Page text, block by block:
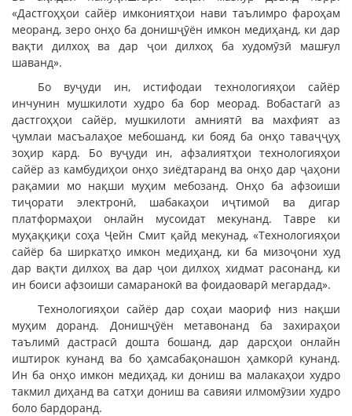
«Дастгоҳҳои сайёр имкониятҳои нави таълимро фароҳам
меоранд, зеро онҳо ба донишҷӯён имкон медиҳанд, ки дар
вақти дилхоҳ ва дар ҷои дилхоҳ ба худомӯзӣ машғул
шаванд».
Бо вуҷуди ин, истифодаи технологияҳои сайёр
инчунин мушкилоти худро ба бор меорад. Вобастагӣ аз
дастгоҳҳои сайёр, мушкилоти амниятӣ ва махфият аз
ҷумлаи масъалаҳое мебошанд, ки бояд ба онҳо таваҷҷуҳ
зоҳир кард. Бо вуҷуди ин, афзалиятҳои технологияҳои
сайёр аз камбудиҳои онҳо зиёдтаранд ва онҳо дар ҷаҳони
рақамии мо нақши муҳим мебозанд. Онҳо ба афзоиши
тиҷорати электронӣ, шабакаҳои иҷтимоӣ ва дигар
платформаҳои онлайн мусоидат мекунанд. Тавре ки
муҳаққиқи соҳа Ҷейн Смит қайд мекунад, «Технологияҳои
сайёр ба ширкатҳо имкон медиҳанд, ки ба мизоҷони худ
дар вақти дилхоҳ ва дар ҷои дилхоҳ хидмат расонанд, ки
ин боиси афзоиши самаранокӣ ва фоидаоварӣ мегардад».
Технологияҳои сайёр дар соҳаи маориф низ нақши
муҳим доранд. Донишҷӯён метавонанд ба захираҳои
таълимӣ дастрасӣ дошта бошанд, дар дарсҳои онлайн
иштирок кунанд ва бо ҳамсабақонашон ҳамкорӣ кунанд.
Ин ба онҳо имкон медиҳад, ки дониш ва малакаҳои худро
такмил диҳанд ва сатҳи дониш ва савияи илмомӯзии худро
боло бардоранд.